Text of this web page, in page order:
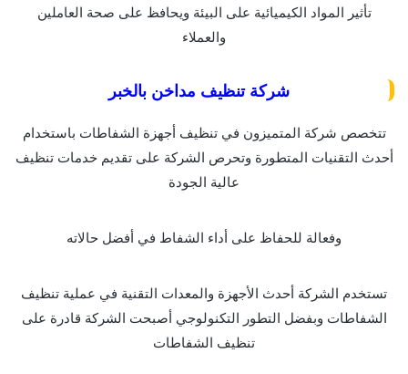
تأثير المواد الكيميائية على البيئة ويحافظ على صحة العاملين
والعملاء
شركة تنظيف مداخن بالخبر
تتخصص شركة المتميزون في تنظيف أجهزة الشفاطات باستخدام
أحدث التقنيات المتطورة وتحرص الشركة على تقديم خدمات تنظيف
عالية الجودة
وفعالة للحفاظ على أداء الشفاط في أفضل حالاته
تستخدم الشركة أحدث الأجهزة والمعدات التقنية في عملية تنظيف
الشفاطات وبفضل التطور التكنولوجي أصبحت الشركة قادرة على
تنظيف الشفاطات